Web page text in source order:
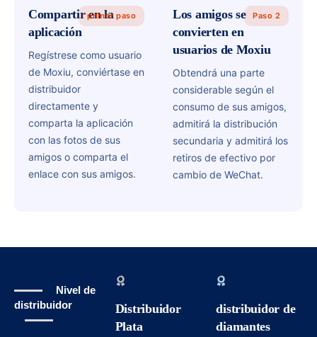
Compartir en la
aplicación
Regístrese como usuario
de Moxiu, conviértase en
distribuidor
directamente y
comparta la aplicación
con las fotos de sus
amigos o comparta el
enlace con sus amigos.
primer paso
Los amigos se
convierten en
usuarios de Moxiu
Obtendrá una parte
considerable según el
consumo de sus amigos,
admitirá la distribución
secundaria y admitirá los
retiros de efectivo por
cambio de WeChat.
Paso 2
Nivel de
distribuidor
Distribuidor
Plata
distribuidor de
diamantes